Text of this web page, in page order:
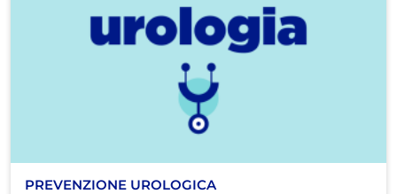
PREVENZIONE UROLOGICA